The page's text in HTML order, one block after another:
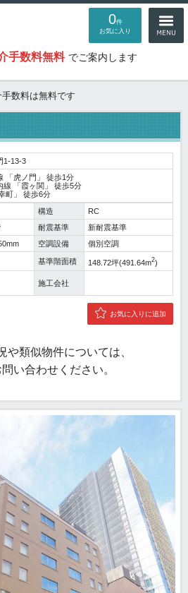
手数料無料 でご案内します
0件
お気に入り
数料は無料です
1-13-3
「虎ノ門 」 徒歩1分
線 「霞ヶ関 」 徒歩5分
町 」 徒歩6分
構造
RC
耐震基準
新耐震基準
空調設備 個別空調
基準階面積 148.72坪(491.64m2)
施工会社
お気に入りに追加
や類似物件については、
い合わせください。